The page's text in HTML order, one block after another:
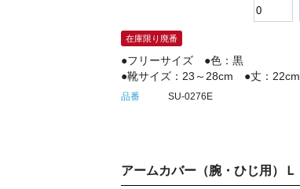
在庫限り廃番
●フリーサイズ ●色：黒
●靴サイズ：23～28cm ●丈：22cm
品番 SU-0276E
アームカバー（腕・ひじ用）Ｌ